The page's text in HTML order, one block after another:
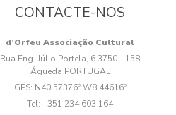
CONTACTE-NOS
d’Orfeu Associação Cultural
Rua Eng. Júlio Portela, 6 3750 - 158
Águeda PORTUGAL
GPS: N40.57376º W8.44616º
Tel:+351 234 603 164